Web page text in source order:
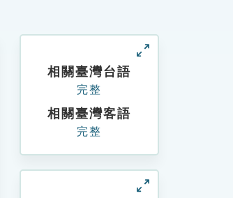
相關臺灣台語
完整
相關臺灣客語
完整